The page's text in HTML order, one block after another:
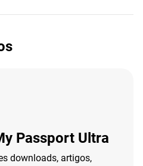
Passport Ultra
downloads, artigos,